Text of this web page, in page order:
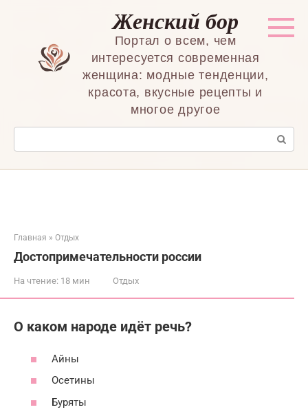
Женский бор
Портал о всем, чем
интересуется современная
женщина: модные тенденции,
красота, вкусные рецепты и
многое другое
Поиск:
Главная » Отдых
Достопримечательности россии
На чтение: 18 мин Отдых
О каком народе идёт речь?
Айны
Осетины
Буряты